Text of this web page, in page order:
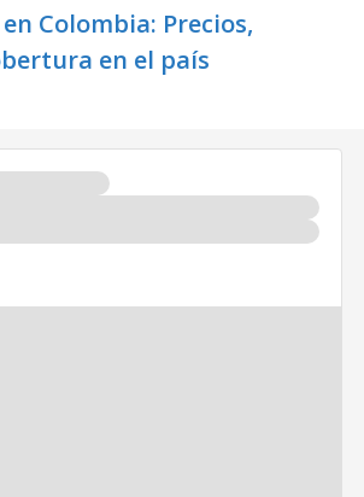
Colombia: Precios,
en el país